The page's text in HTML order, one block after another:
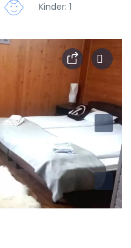
Kinder: 1